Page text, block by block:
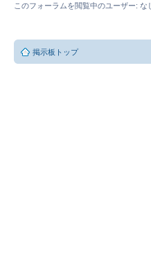
このフォーラムを閲覧中のユーザー: な
掲示板トップ